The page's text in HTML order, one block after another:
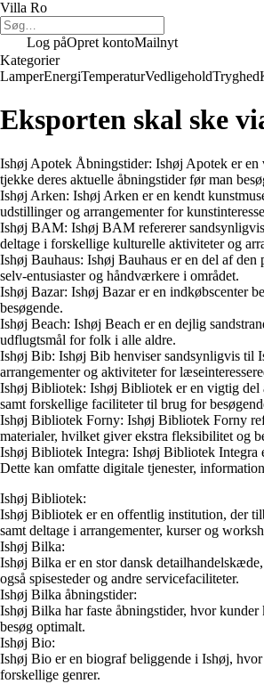
Villa Ro
Log påOpret kontoMailnyt
Kategorier
LamperEnergiTemperaturVedligeholdTryghed
Eksporten skal ske
Ishøj Apotek Åbningstider: Ishøj Apotek er en
tjekke deres aktuelle åbningstider før man
Ishøj Arken: Ishøj Arken er en kendt
udstillinger og arrangementer for
Ishøj BAM: Ishøj BAM refererer
deltage i forskellige kulturelle aktiviteter og
Ishøj Bauhaus: Ishøj Bauhaus er en del af
selv-entusiaster og håndværkere i området.
Ishøj Bazar: Ishøj Bazar er en indkøbscenter
besøgende.
Ishøj Beach: Ishøj Beach er en dejlig
udflugtsmål for folk i alle aldre.
Ishøj Bib: Ishøj Bib henviser sandsynligvis til
arrangementer og aktiviteter for
Ishøj Bibliotek: Ishøj Bibliotek er en vigtig del
samt forskellige faciliteter til brug for
Ishøj Bibliotek Forny: Ishøj Bibliotek Forny
materialer, hvilket giver ekstra fleksibilitet og
Ishøj Bibliotek Integra: Ishøj Bibliotek Integra
Dette kan omfatte digitale tjenester,
Ishøj Bibliotek:
Ishøj Bibliotek er en offentlig institution, der
samt deltage i arrangementer, kurser og
Ishøj Bilka:
Ishøj Bilka er en stor dansk
også spisesteder og andre servicefaciliteter.
Ishøj Bilka åbningstider:
Ishøj Bilka har faste åbningstider, hvor
besøg optimalt.
Ishøj Bio:
Ishøj Bio er en biograf beliggende i Ishøj,
forskellige genrer.